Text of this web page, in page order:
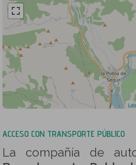
ACCESO CON TRANSPORTE PÚBLICO
La compañía de